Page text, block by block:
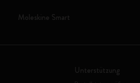
Moleskine Smart
Unterstützung